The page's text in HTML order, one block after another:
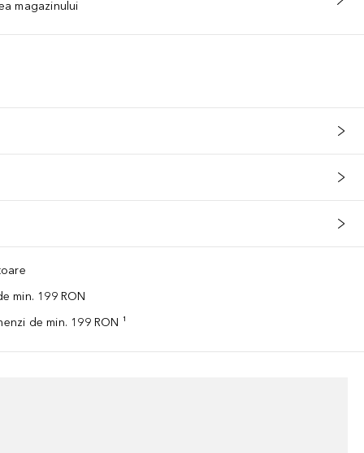
magazinului
min. 199 RON
de min. 199 RON ¹